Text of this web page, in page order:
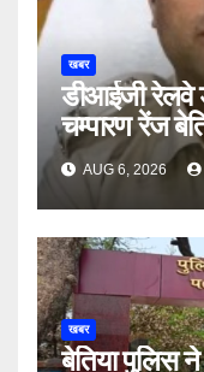
खबर
डीआईजी रेलवे
चम्पारण रेंज
AUG 6, 2026
खबर
बेतिया पुलिस ने